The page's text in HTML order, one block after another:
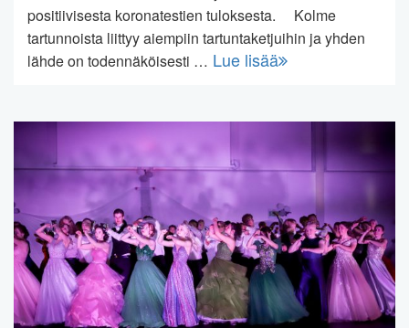
positiivisesta koronatestien tuloksesta. Kolme
tartunnoista liittyy aiempiin tartuntaketjuihin ja yhden
lähde on todennäköisesti … Lue lisää